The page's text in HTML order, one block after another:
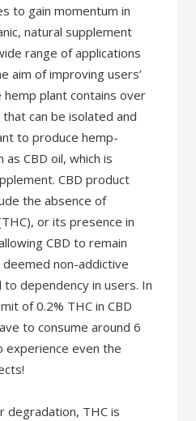
to gain momentum in
natural supplement
range of applications
aim of improving users’
plant contains over
can be isolated and
to produce hemp-
CBD oil, which is
CBD product
the absence of
or its presence in
CBD to remain
non-addictive
dependency in users. In
of 0.2% THC in CBD
to consume around 6
experience even the
degradation, THC is